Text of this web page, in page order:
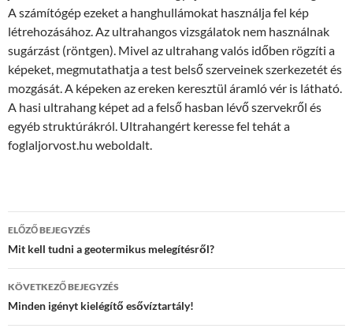
A számítógép ezeket a hanghullámokat használja fel kép
létrehozásához. Az ultrahangos vizsgálatok nem használnak
sugárzást (röntgen). Mivel az ultrahang valós időben rögzíti a
képeket, megmutathatja a test belső szerveinek szerkezetét és
mozgását. A képeken az ereken keresztül áramló vér is látható.
A hasi ultrahang képet ad a felső hasban lévő szervekről és
egyéb struktúrákról. Ultrahangért keresse fel tehát a
foglaljorvost.hu weboldalt.
Bejegyzés
navigáció
ELŐZŐ BEJEGYZÉS
Mit kell tudni a geotermikus melegítésről?
KÖVETKEZŐ BEJEGYZÉS
Minden igényt kielégítő esővíztartály!